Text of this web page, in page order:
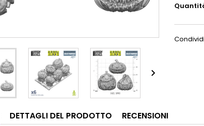

Condividi
DETTAGLI DEL PRODOTTO RECENSIONI